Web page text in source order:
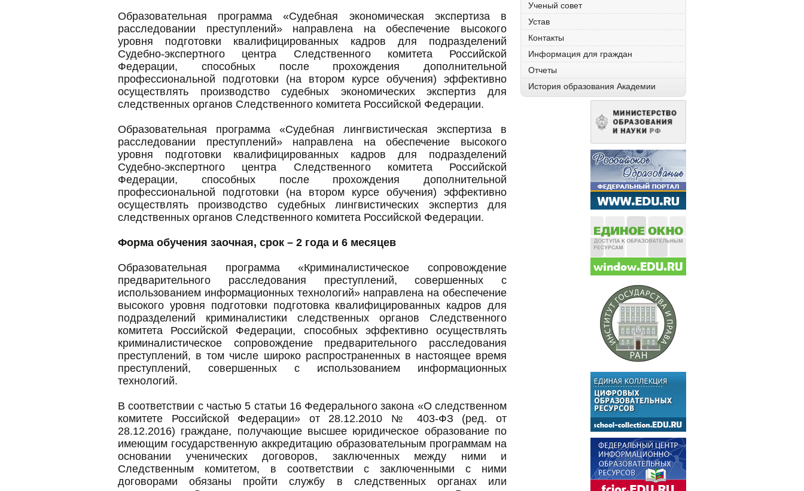
Ученый совет
Устав
Контакты
Информация для граждан
Отчеты
История образования Академии
Образовательная программа «Судебная экономическая экспертиза в
расследовании преступлений» направлена на обеспечение высокого
уровня подготовки квалифицированных кадров для подразделений
Судебно-экспертного центра Следственного комитета Российской
Федерации, способных после прохождения дополнительной
профессиональной подготовки (на втором курсе обучения) эффективно
осуществлять производство судебных экономических экспертиз для
следственных органов Следственного комитета Российской Федерации.
Образовательная программа «Судебная лингвистическая экспертиза в
расследовании преступлений» направлена на обеспечение высокого
уровня подготовки квалифицированных кадров для подразделений
Судебно-экспертного центра Следственного комитета Российской
Федерации, способных после прохождения дополнительной
профессиональной подготовки (на втором курсе обучения) эффективно
осуществлять производство судебных лингвистических экспертиз для
следственных органов Следственного комитета Российской Федерации.
Форма обучения заочная, срок – 2 года и 6 месяцев
Образовательная программа «Криминалистическое сопровождение
предварительного расследования преступлений, совершенных с
использованием информационных технологий» направлена на обеспечение
высокого уровня подготовки подготовка квалифицированных кадров для
подразделений криминалистики следственных органов Следственного
комитета Российской Федерации, способных эффективно осуществлять
криминалистическое сопровождение предварительного расследования
преступлений, в том числе широко распространенных в настоящее время
преступлений, совершенных с использованием информационных
технологий.
В соответствии с частью 5 статьи 16 Федерального закона «О следственном
комитете Российской Федерации» от 28.12.2010 № 403-ФЗ (ред. от
28.12.2016) граждане, получающие высшее юридическое образование по
имеющим государственную аккредитацию образовательным программам на
основании ученических договоров, заключенных между ними и
Следственным комитетом, в соответствии с заключенными с ними
договорами обязаны пройти службу в следственных органах или